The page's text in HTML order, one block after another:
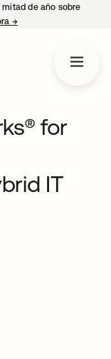
mitad de año sobre
→se abre en una
for
IT